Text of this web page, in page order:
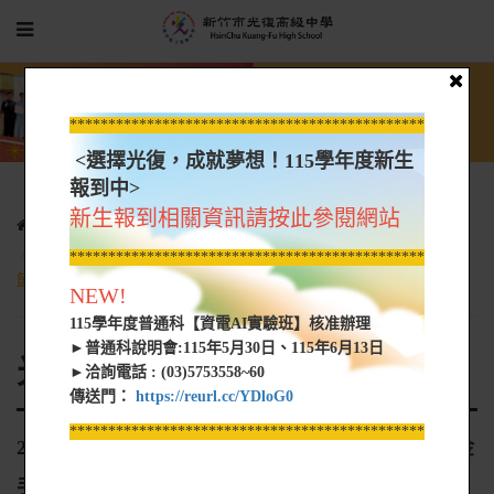
光復新聞
光復網路新聞
20201210-用外送平台設計教具 光復鄭筠暄斬獲金手獎-新竹振道
節目新聞部
光復網路新聞
20201210-用外送平台設計教具 光復鄭筠暄斬獲金
手獎-新竹振道節目新聞部
*****************************************************
<選擇光復，成就夢想！115學年度新生
報到中>
新生報到相關資訊請按此參閱網站
*****************************************************
NEW!
115學年度普通科【資電AI實驗班】核准辦理
►普通科說明會:115年5月30日、115年6月13日
►洽詢電話 : (03)5753558~60
傳送門： https://reurl.cc/YDloG0
*****************************************************